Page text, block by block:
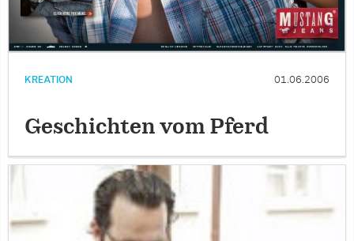
KREATION 01.06.2006
Geschichten vom Pferd